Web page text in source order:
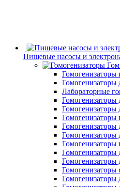
Пищевые насосы и
Гомогенизаторы
Лабораторные
Гомогенизаторы
Гомогенизаторы
Гомогенизаторы
Гомогенизаторы
Гомогенизаторы
Гомогенизаторы
Гомогенизаторы
Гомогенизаторы